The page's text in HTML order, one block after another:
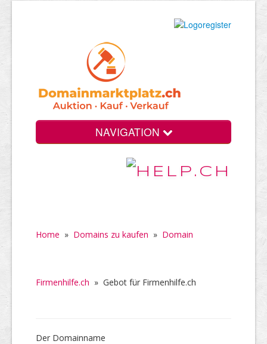
NAVIGATION
Home » Domains zu kaufen » Domain
Firmenhilfe.ch » Gebot für Firmenhilfe.ch
Der Domainname